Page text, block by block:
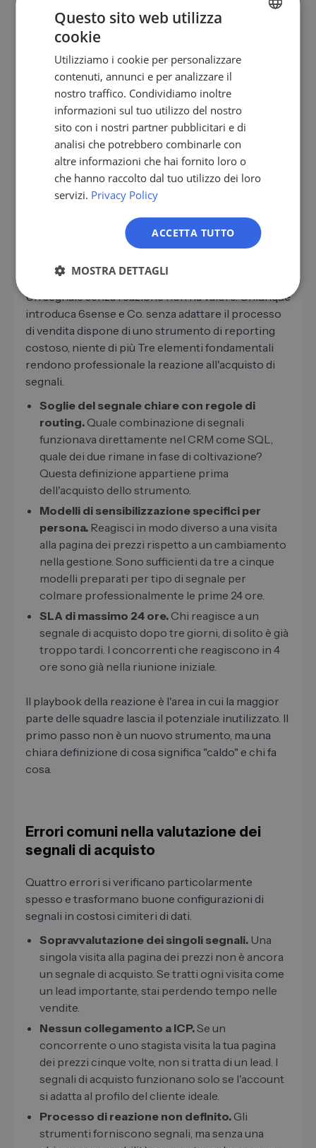
Queste tre fonti creano un lead. punteggio
significativamente più significativo di un puro
punteggio di coinvolgimento basato sui clic
desideri portare lead qualificatinel funnel,
dovresti idealmente combinare questo database di
segnali con la ricerca di dati di contatto B2B
verificati, come fornita da LeadScraper per gruppi
target su misura. In questo modo il segnale diventa
un lead concreto e accessibile.
In questo modo reagisci
correttamente a un acquisto. Segnale
24 ore
Un segnale senza reazione non ha valore. Chiunque
introduca 6sense e Co. senza adattare il processo
di vendita dispone di uno strumento di reporting
costoso, niente di più Tre elementi fondamentali
rendono professionale la reazione all'acquisto di
segnali.
Soglie del segnale chiare con regole di
routing. Quale combinazione di segnali
funziona.va direttamente nel CRM come SQL,
quale dei due rimane in fase di coltivazione?
Questa definizione appartiene prima
dell'acquisto dello strumento.
Modelli di sensibilizzazione specifici per
persona. Reagisci in modo diverso a una visita
alla pagina dei prezzi rispetto a un cambiamento
nella gestione. Sono sufficienti da tre a cinque
modelli preparati per tipo di segnale per
colmare professionalmente le prime 24 ore.
SLA di massimo 24 ore. Chi reagisce a un
segnale di acquisto dopo tre giorni, di solito è già
troppo tardi. I concorrenti che reagiscono in 4
ore sono già nella riunione iniziale.
Il playbook della reazione è l'area in cui la maggior
parte delle squadre lascia il potenziale inutilizzato. Il
primo passo non è un nuovo strumento, ma una
chiara definizione di cosa significa "caldo" e chi fa
cosa.
Errori comuni nella valutazione dei
segnali di acquisto
Quattro errori si verificano particolarmente
spesso e trasformano buone configurazioni di
segnali in costosi cimiteri di dati.
Sopravvalutazione dei singoli segnali. Una
singola visita alla pagina dei prezzi non è ancora
un segnale di acquisto. Se tratti ogni visita come
un lead importante, stai perdendo tempo nelle
vendite.
Nessun collegamento a ICP.Se un
concorrente o uno stagista visita la tua pagina
dei prezzi cinque volte, non si tratta di un lead. I
segnali di acquisto funzionano solo se l'account
si adatta al profilo del cliente ideale.
Processo di reazione non definito. Gli
strumenti forniscono segnali, ma senza una
EN
FR
IT
NL
PL
Questo sito web utilizza
cookie
Utilizziamo i cookie per personalizzare
contenuti, annunci e per analizzare il
nostro traffico. Condividiamo inoltre
informazioni sul tuo utilizzo del nostro
sito con i nostri partner pubblicitari e di
analisi che potrebbero combinarle con
altre informazioni che hai fornito loro o
che hanno raccolto dal tuo utilizzo dei loro
servizi. Privacy Policy
ACCETTA TUTTO
MOSTRA DETTAGLI